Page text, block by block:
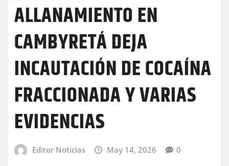
ALLANAMIENTO EN
CAMBYRETÁ DEJA
INCAUTACIÓN DE COCAÍNA
FRACCIONADA Y VARIAS
EVIDENCIAS
Editor Noticias May 14, 2026 0